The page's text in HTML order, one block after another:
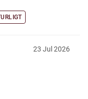
23 Jul 2026